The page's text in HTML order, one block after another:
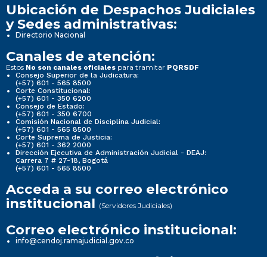
Ubicación de Despachos Judiciales
y Sedes administrativas:
Directorio Nacional
Canales de atención:
Estos No son canales oficiales para tramitar PQRSDF
Consejo Superior de la Judicatura:
(+57) 601 - 565 8500
Corte Constitucional:
(+57) 601 - 350 6200
Consejo de Estado:
(+57) 601 - 350 6700
Comisión Nacional de Disciplina Judicial:
(+57) 601 - 565 8500
Corte Suprema de Justicia:
(+57) 601 - 362 2000
Dirección Ejecutiva de Administración Judicial - DEAJ:
Carrera 7 # 27-18, Bogotá
(+57) 601 - 565 8500
Acceda a su correo electrónico
institucional (Servidores Judiciales)
Correo electrónico institucional:
info@cendoj.ramajudicial.gov.co